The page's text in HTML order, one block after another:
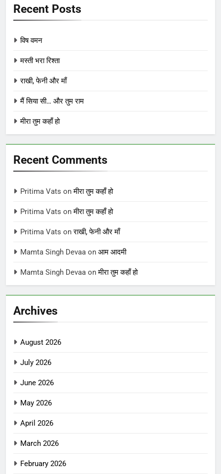
Recent Posts
विष वमन
मस्ती भरा रिश्ता
राखी, फेनी और माँ
मैं सिया सी… और तुम राम
मीरा तुम कहाँ हो
Recent Comments
Pritima Vats onमीरा तुम कहाँ हो
Pritima Vats onमीरा तुम कहाँ हो
Pritima Vats onराखी, फेनी और माँ
Mamta Singh Devaa on आम आदमी
Mamta Singh Devaa onमीरा तुम कहाँ हो
Archives
August 2026
July 2026
June 2026
May 2026
April 2026
March 2026
February 2026